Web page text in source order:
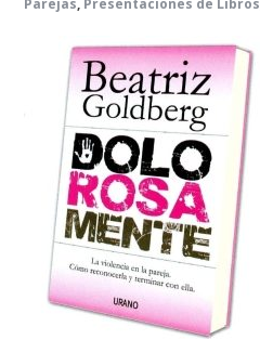
Parejas, Presentaciones de Libros